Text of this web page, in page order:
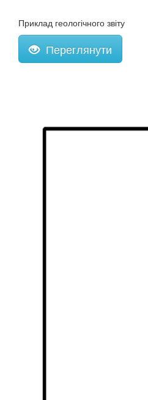
Приклад геологічного звіту
Переглянути